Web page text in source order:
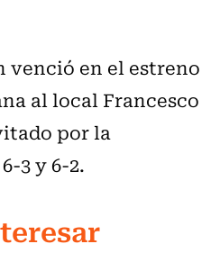
venció en el estreno
al local Francesco
por la
3 y 6-2.